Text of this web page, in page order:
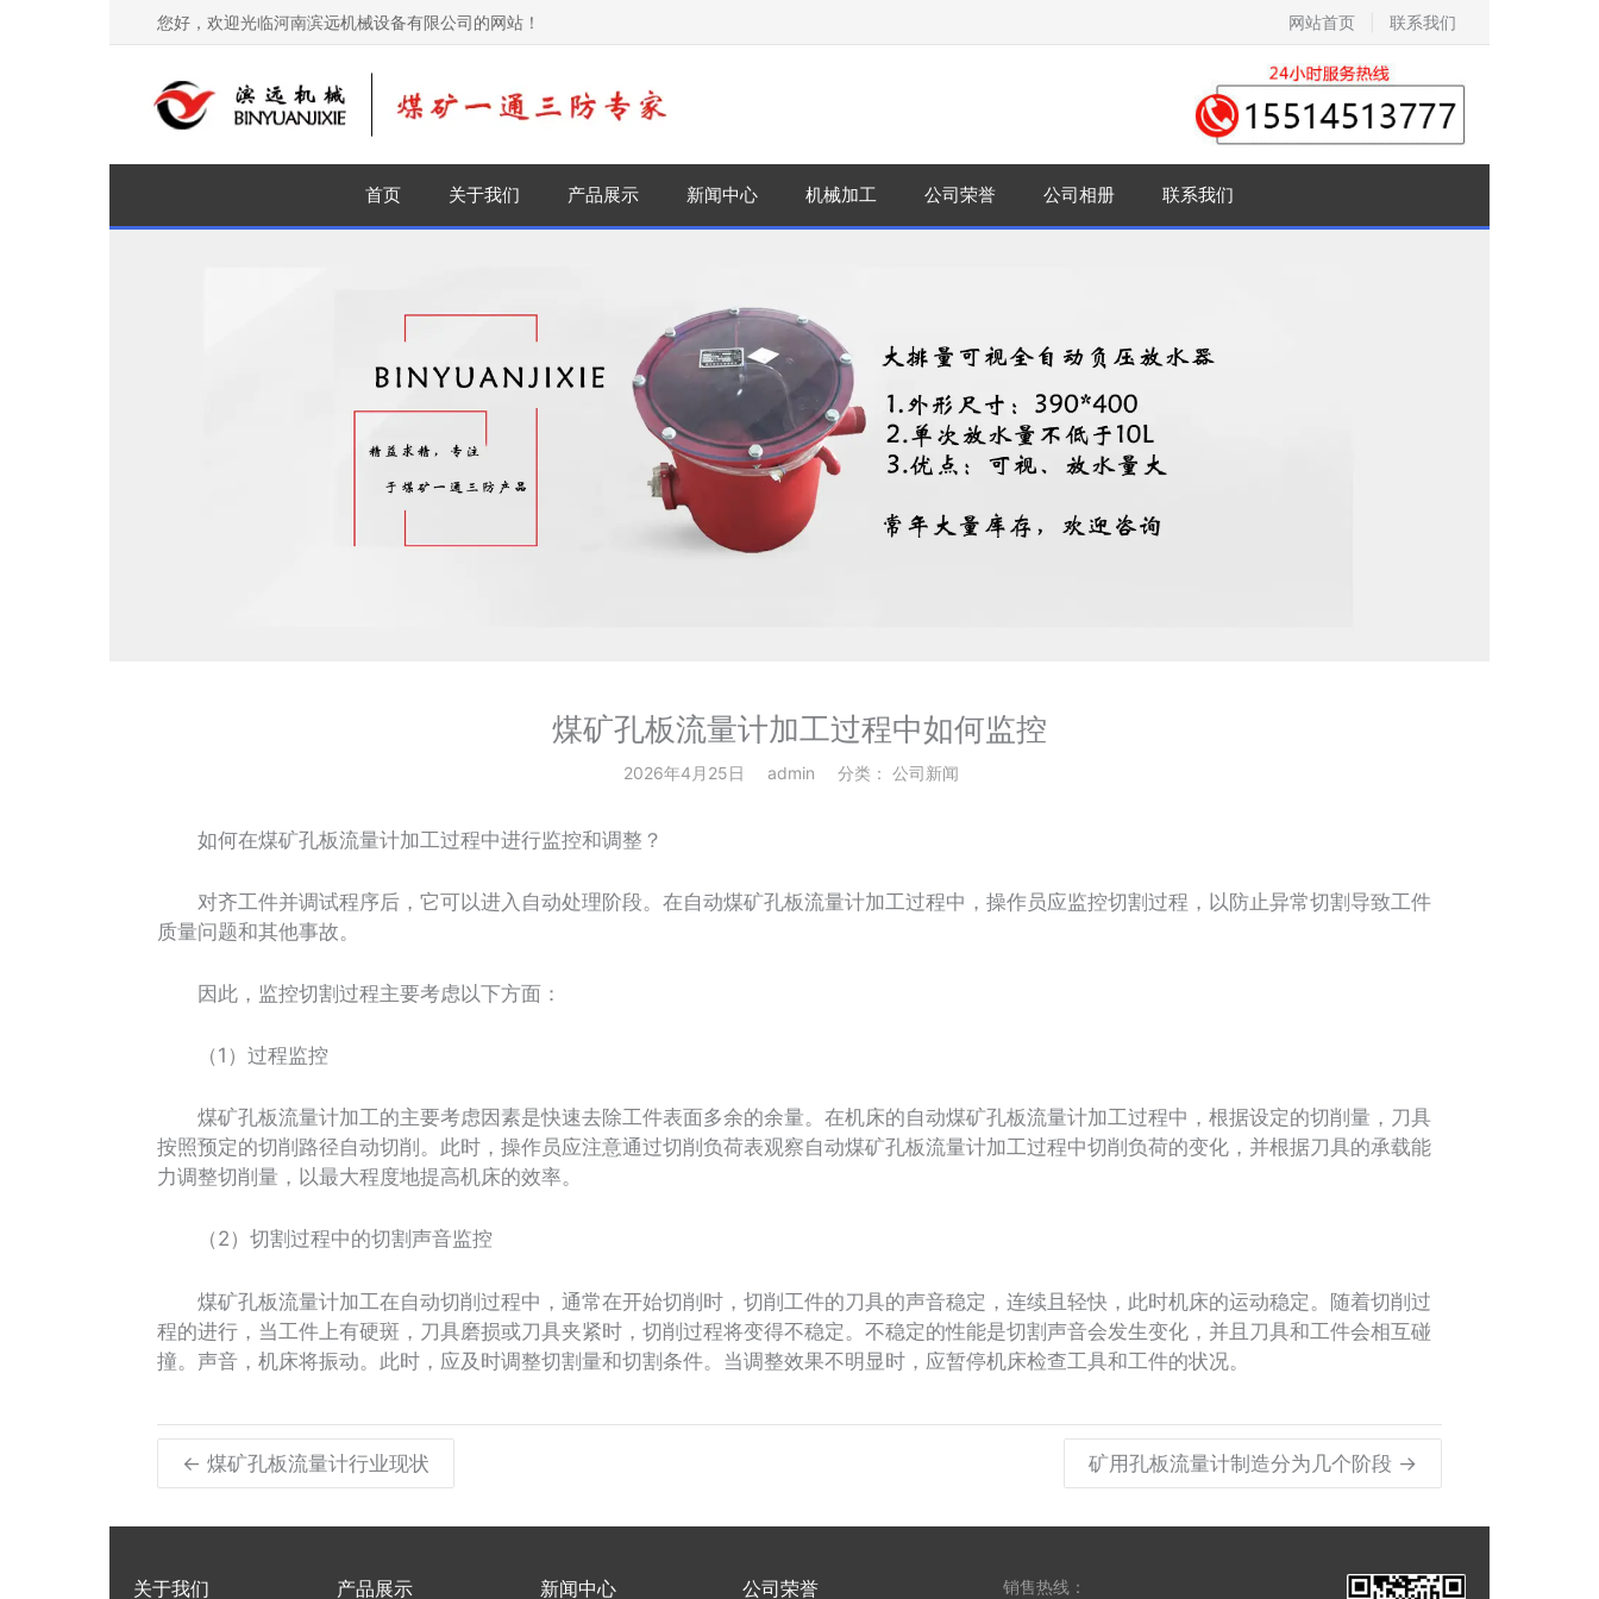
您好，欢迎光临河南滨远机械设备有限公司的网站！ 网站首页 联系我们
首页 关于我们 产品展示 新闻中心 机械加工 公司荣誉 公司相册 联系我们
煤矿孔板流量计加工过程中如何监控
2026年4月25日 admin 分类： 公司新闻
如何在煤矿孔板流量计加工过程中进行监控和调整？
对齐工件并调试程序后，它可以进入自动处理阶段。在自动煤矿孔板流量计加工过程中，操作员应监控切割过程，以防止异常切割导致工件
质量问题和其他事故。
因此，监控切割过程主要考虑以下方面：
（1）过程监控
煤矿孔板流量计加工的主要考虑因素是快速去除工件表面多余的余量。在机床的自动煤矿孔板流量计加工过程中，根据设定的切削量，刀具
按照预定的切削路径自动切削。此时，操作员应注意通过切削负荷表观察自动煤矿孔板流量计加工过程中切削负荷的变化，并根据刀具的承载能
力调整切削量，以最大程度地提高机床的效率。
（2）切割过程中的切割声音监控
煤矿孔板流量计加工在自动切削过程中，通常在开始切削时，切削工件的刀具的声音稳定，连续且轻快，此时机床的运动稳定。随着切削过
程的进行，当工件上有硬斑，刀具磨损或刀具夹紧时，切削过程将变得不稳定。不稳定的性能是切割声音会发生变化，并且刀具和工件会相互碰
撞。声音，机床将振动。此时，应及时调整切割量和切割条件。当调整效果不明显时，应暂停机床检查工具和工件的状况。
← 煤矿孔板流量计行业现状 矿用孔板流量计制造分为几个阶段 →
关于我们 产品展示 新闻中心 公司荣誉 销售热线：